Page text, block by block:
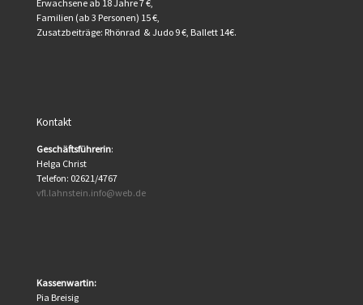
Erwachsene ab 18 Jahre 7 €,
Familien (ab 3 Personen) 15 €,
Zusatzbeiträge: Rhönrad & Judo 9 €, Ballett 14€.
Kontakt
Geschäftsführerin:
Helga Christ
Telefon: 02621/4767
vfl.lahnstein.info@web.de
Kassenwartin:
Pia Breisig